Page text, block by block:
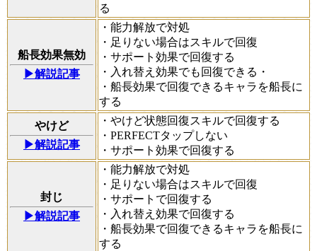
る
船長効果無効
▶解説記事
・能力解放で対処
・足りない場合はスキルで回復
・サポート効果で回復する
・入れ替え効果でも回復できる・
・船長効果で回復できるキャラを船長に
する
やけど
▶解説記事
・やけど状態回復スキルで回復する
・PERFECTタップしない
・サポート効果で回復する
封じ
▶解説記事
・能力解放で対処
・足りない場合はスキルで回復
・サポートで回復する
・入れ替え効果で回復する
・船長効果で回復できるキャラを船長に
する